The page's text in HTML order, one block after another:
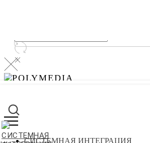
СИСТЕМНАЯ
СИСТЕМНАЯ ИНТЕГРАЦИЯ